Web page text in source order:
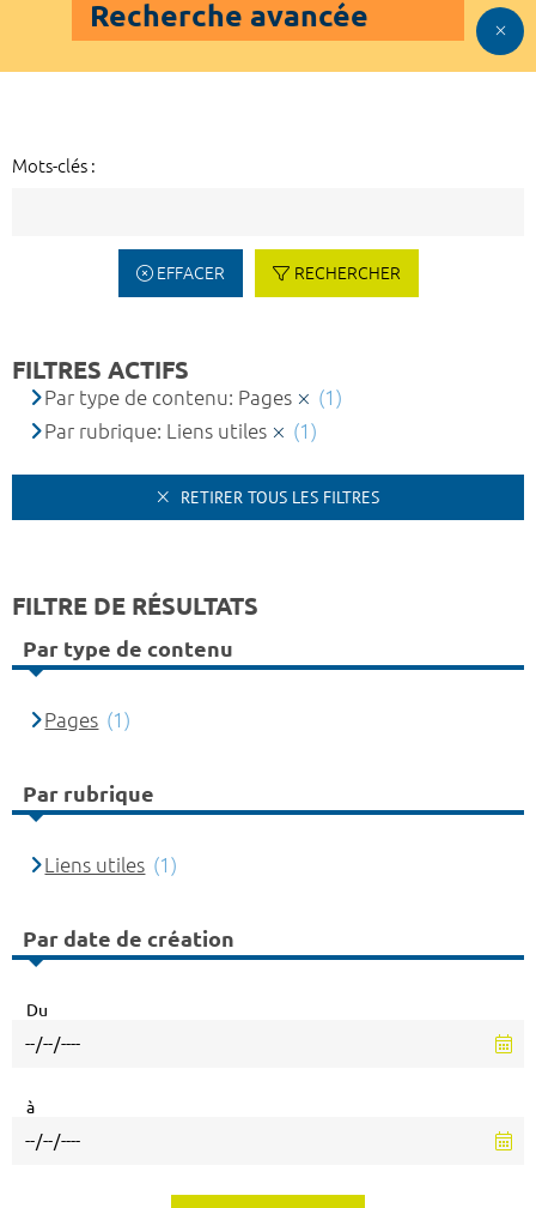
Recherche avancée
Mots-clés :
EFFACER RECHERCHER
FILTRES ACTIFS
Par type de contenu: Pages
(1)
Par rubrique: Liens utiles
(1)
RETIRER TOUS LES FILTRES
FILTRE DE RÉSULTATS
Par type de contenu
Pages (1)
Par rubrique
Liens utiles (1)
Par date de création
Du
à